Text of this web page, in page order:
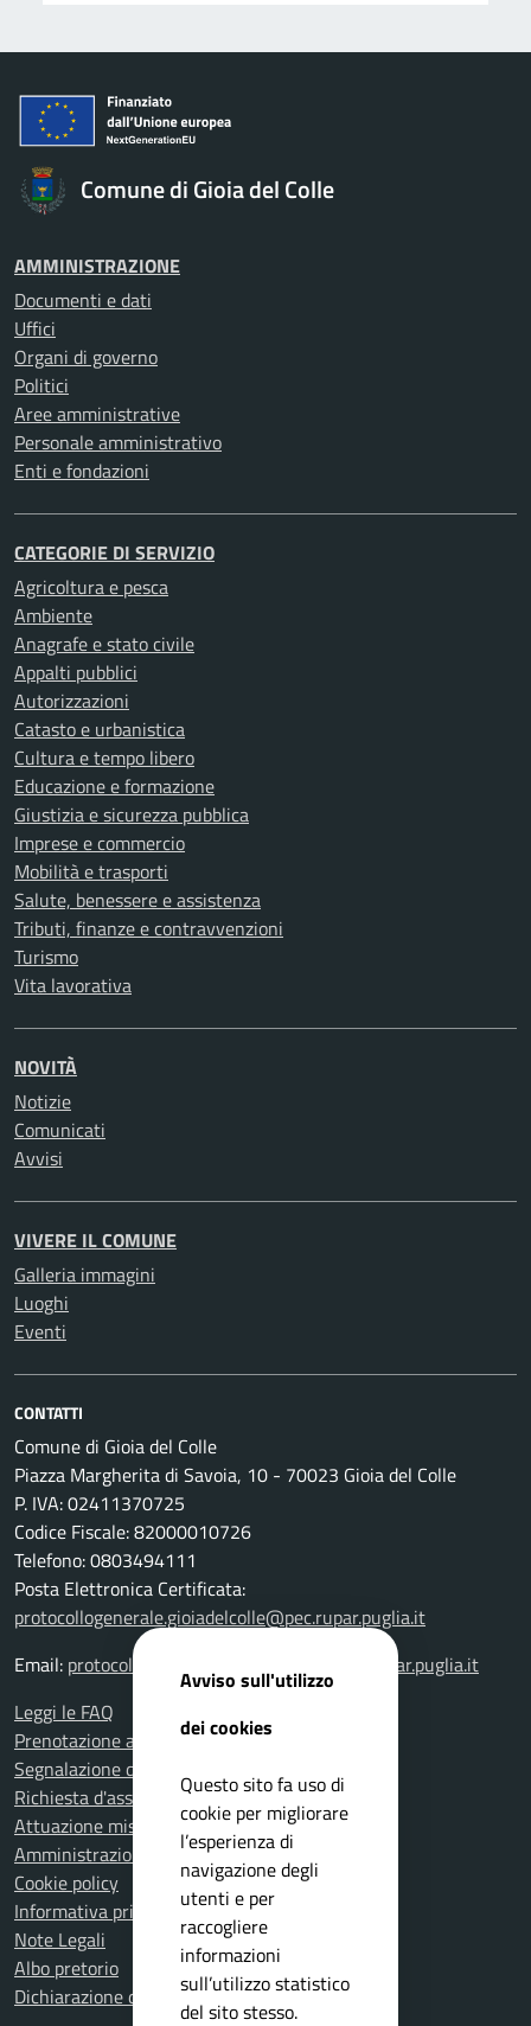
Comune di Gioia del Colle
AMMINISTRAZIONE
Documenti e dati
Uffici
Organi di governo
Politici
Aree amministrative
Personale amministrativo
Enti e fondazioni
CATEGORIE DI SERVIZIO
Agricoltura e pesca
Ambiente
Anagrafe e stato civile
Appalti pubblici
Autorizzazioni
Catasto e urbanistica
Cultura e tempo libero
Educazione e formazione
Giustizia e sicurezza pubblica
Imprese e commercio
Mobilità e trasporti
Salute, benessere e assistenza
Tributi, finanze e contravvenzioni
Turismo
Vita lavorativa
NOVITÀ
Notizie
Comunicati
Avvisi
VIVERE IL COMUNE
Galleria immagini
Luoghi
Eventi
CONTATTI
Comune di Gioia del Colle
Piazza Margherita di Savoia, 10 - 70023 Gioia del Colle
P. IVA: 02411370725
Codice Fiscale: 82000010726
Telefono: 0803494111
Posta Elettronica Certificata:
protocollogenerale.gioiadelcolle@pec.rupar.puglia.it
Email: protocollogenerale.gioiadelcolle@pec.rupar.puglia.it
Leggi le FAQ
Prenotazione appuntamento
Segnalazione disservizio
Richiesta d'assistenza
Attuazione misure PNRR
Amministrazione trasparente
Cookie policy
Informativa privacy
Note Legali
Albo pretorio
Dichiarazione di accessibilità
Avviso sull'utilizzo
dei cookies
Questo sito fa uso di
cookie per migliorare
l’esperienza di
navigazione degli
utenti e per
raccogliere
informazioni
sull’utilizzo statistico
del sito stesso.